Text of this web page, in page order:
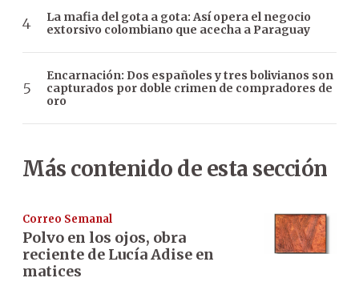
La mafia del gota a gota: Así opera el negocio
extorsivo colombiano que acecha a Paraguay
Encarnación: Dos españoles y tres bolivianos son
capturados por doble crimen de compradores de
oro
Más contenido de esta sección
Correo Semanal
Polvo en los ojos, obra
reciente de Lucía Adise en
matices